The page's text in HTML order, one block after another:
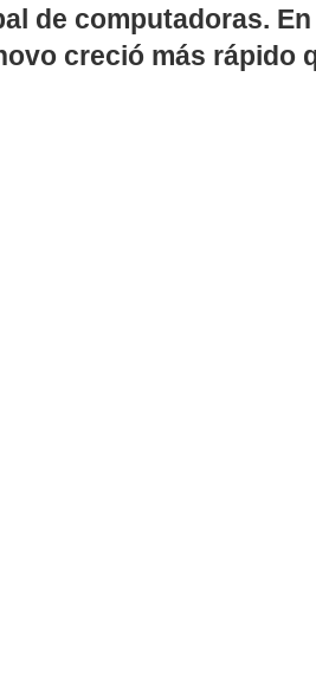
de computadoras.
creció más rápido